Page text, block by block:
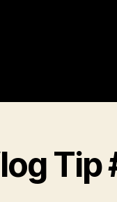
Tip